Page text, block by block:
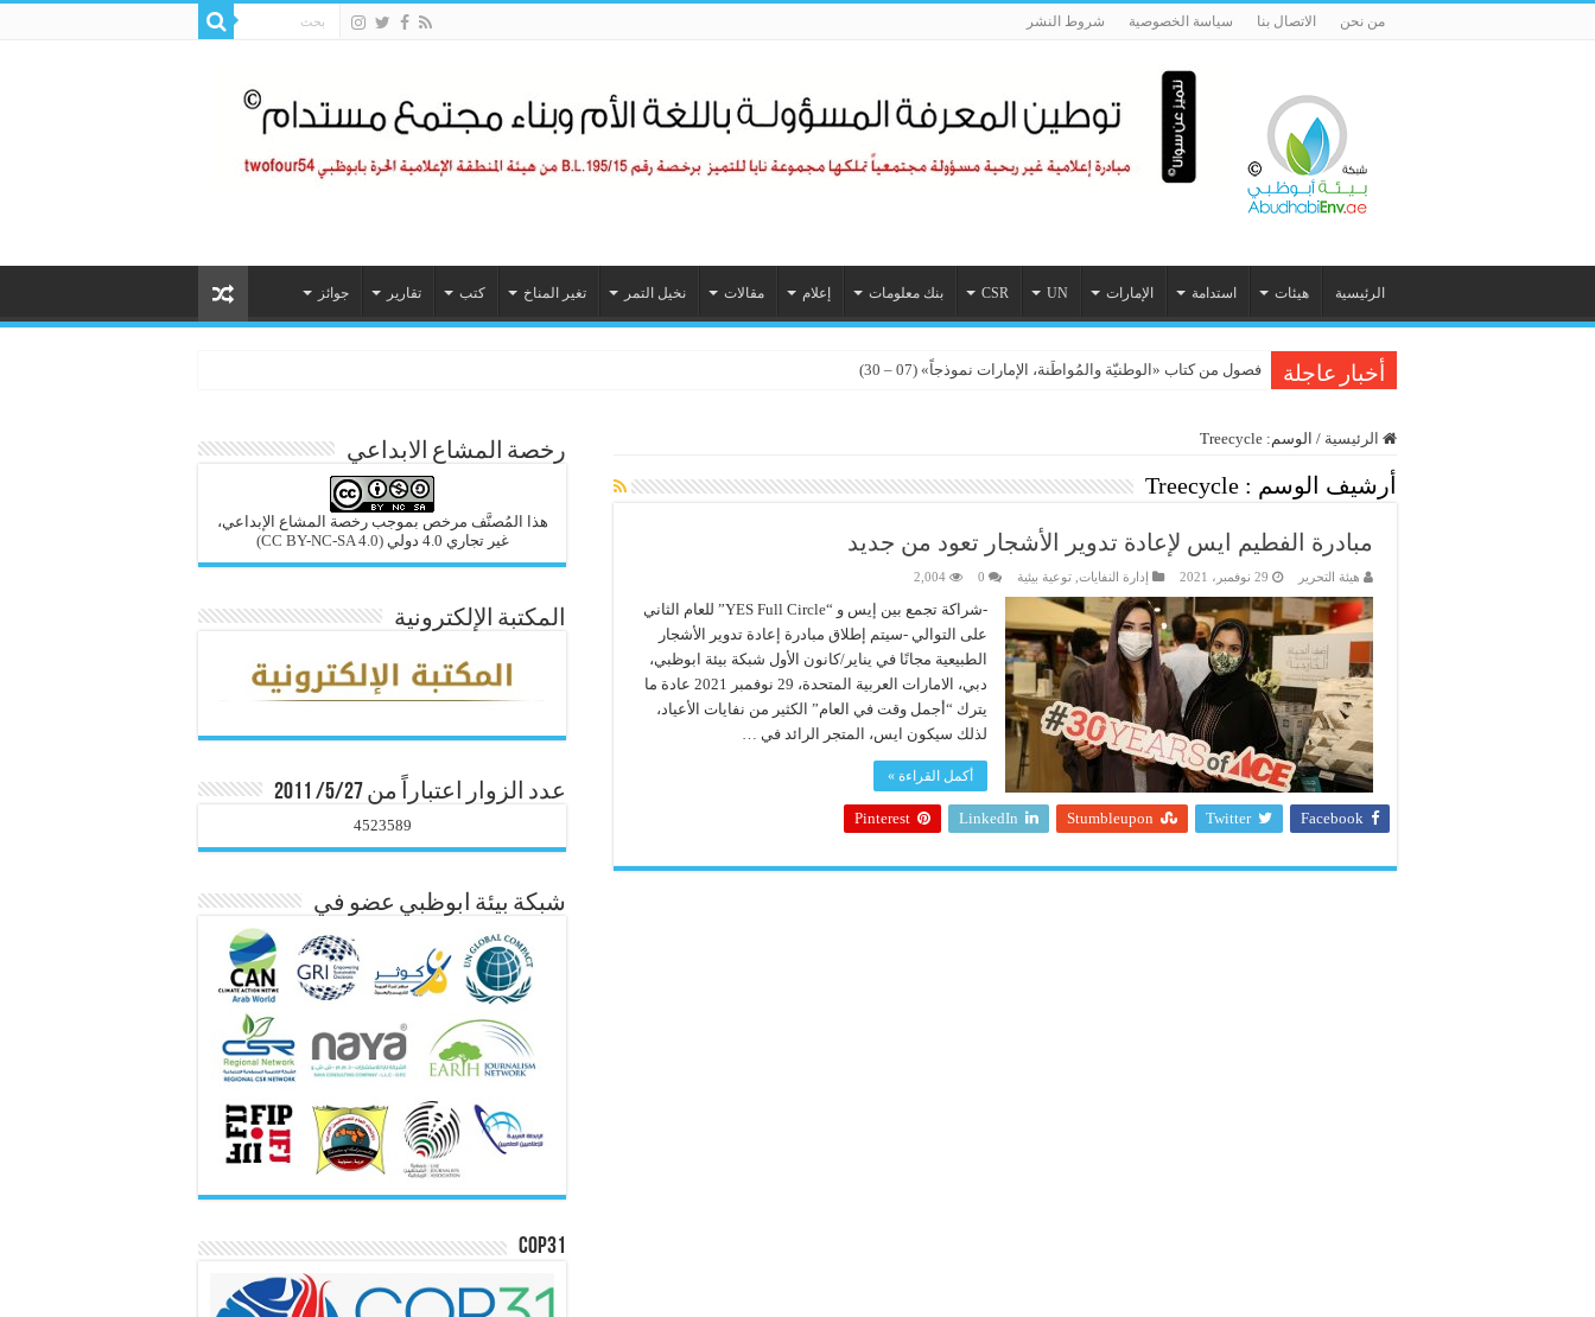
من نحن الاتصال بنا سياسة الخصوصية شروط النشر
الرئيسية هيئات استدامة الإمارات UN
CSR بنك معلومات إعلام مقالات نخيل التمر تغير المناخ كتب تقارير جوائز
أخبار عاجلة فصول من كتاب «الوطنيّة والمُواطَنة، الإمارات نموذجاً» (07 – 30)
الرئيسية / الوسم: Treecycle
أرشيف الوسم : Treecycle
مبادرة الفطيم ايس لإعادة تدوير الأشجار تعود من جديد
هيئة التحرير 29 نوفمبر، 2021 إدارة النفايات توعية بيئية 0
2,004
-شراكة تجمع بين إيس و “YES Full Circle” للعام الثاني
على التوالي -سيتم إطلاق مبادرة إعادة تدوير الأشجار
الطبيعية مجانًا في يناير/كانون الأول شبكة بيئة ابوظبي،
دبي، الامارات العربية المتحدة، 29 نوفمبر 2021 عادة ما
يترك “أجمل وقت في العام” الكثير من نفايات الأعياد،
لذلك سيكون ايس، المتجر الرائد في …
أكمل القراءة »
Facebook
Twitter
Stumbleupon
LinkedIn
Pinterest
رخصة المشاع الابداعي
هذا المُصنَّف مرخص بموجب رخصة المشاع الإبداعي،
غير تجاري 4.0 دولي
(CC BY-NC-SA 4.0)
المكتبة الإلكترونية
عدد الزوار اعتباراً من 5/27/ 2011
4523589
شبكة بيئة ابوظبي عضو في
COP31